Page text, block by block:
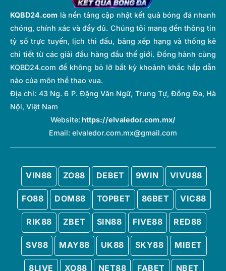
KQBD24.com là nền tảng cập nhật kết quả bóng đá nhanh
chóng, chính xác và đầy đủ. Chúng tôi mang đến thông tin
tỷ số trực tuyến, lịch thi đấu, bảng xếp hạng và thống kê
chi tiết từ các giải đấu hàng đầu thế giới. Đồng hành cùng
KQBD24.com để không bỏ lỡ bất kỳ khoảnh khắc hấp dẫn
nào của môn thể thao vua.
Địa chỉ: 43 Ng. 6 P. Đặng Văn Ngữ, Trung Tự, Đống Đa, Hà
Nội, Việt Nam
Website:https://elvaledor.com.mx/
Email: elvaledor.com.mx@gmail.com
VIN88 ZO88 DEBET 9WIN VIVU88
FO88 DOM88 TOPBET 86BET VIC88
RIK88 ZBET SIN88 FIVE88 RED88
SV88 MAY88 UK88 SKY88 MIBET
8LIVE XO88 NET88 FABET NBET